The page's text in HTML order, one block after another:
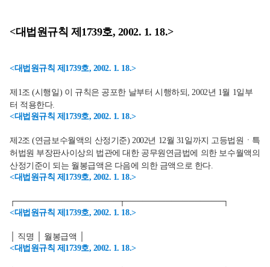
<대법원규칙 제1739호, 2002. 1. 18.>
<대법원규칙 제1739호, 2002. 1. 18.>
제1조 (시행일) 이 규칙은 공포한 날부터 시행하되, 2002년 1월 1일부
터 적용한다.
<대법원규칙 제1739호, 2002. 1. 18.>
제2조 (연금보수월액의 산정기준) 2002년 12월 31일까지 고등법원ㆍ특
허법원 부장판사이상의 법관에 대한 공무원연금법에 의한 보수월액의
산정기준이 되는 월봉급액은 다음에 의한 금액으로 한다.
<대법원규칙 제1739호, 2002. 1. 18.>
┌──────────────────┬─────────────────┐
<대법원규칙 제1739호, 2002. 1. 18.>
│ 직명 │ 월봉급액 │
<대법원규칙 제1739호, 2002. 1. 18.>